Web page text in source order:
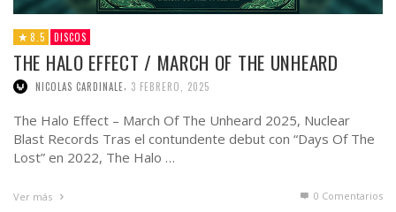
8.5 DISCOS
THE HALO EFFECT / MARCH OF THE UNHEARD
NICOLAS CARDINALE 3 FEBRERO, 2025
The Halo Effect – March Of The Unheard 2025, Nuclear
Blast Records Tras el contundente debut con “Days Of The
Lost” en 2022, The Halo …
Ver más 0 Comentarios